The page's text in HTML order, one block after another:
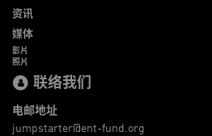
资讯
媒体
影片
照片
联络我们
电邮地址
jumpstarter@ent-fund.org